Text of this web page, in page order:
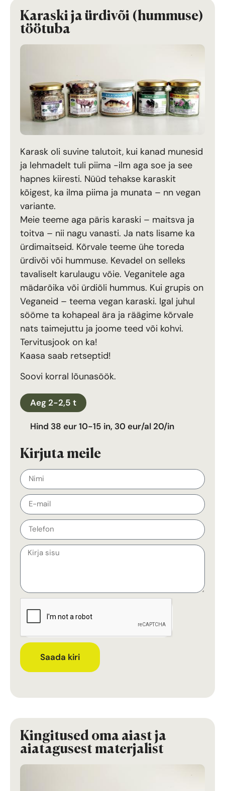
Karaski ja ürdivõi (hummuse)
töötuba
Karask oli suvine talutoit, kui kanad munesid
ja lehmadelt tuli piima -ilm aga soe ja see
hapnes kiiresti. Nüüd tehakse karaskit
kõigest, ka ilma piima ja munata – nn vegan
variante.
Meie teeme aga päris karaski – maitsva ja
toitva – nii nagu vanasti. Ja nats lisame ka
ürdimaitseid. Kõrvale teeme ühe toreda
ürdivõi või hummuse. Kevadel on selleks
tavaliselt karulaugu võie. Veganitele aga
mädarõika või ürdiõli hummus. Kui grupis on
Veganeid – teema vegan karaski. Igal juhul
sööme ta kohapeal ära ja räägime kõrvale
nats taimejuttu ja joome teed või kohvi.
Tervitusjook on ka!
Kaasa saab retseptid!
Soovi korral lõunasöök.
Aeg 2-2,5 t
Hind 38 eur 10-15 in, 30 eur/al 20/in
Kirjuta meile
Saada kiri
Kingitused oma aiast ja
aiatagusest materjalist